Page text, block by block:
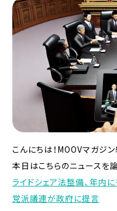
運営会社
MOOVマガジン利用規約
お問合せ
人材募集 （ライター、配車ス
こんにちは！MOOVマガジ
本日はこちらのニュースを
ライドシェア法整備、年内
党派議連が政府に提言